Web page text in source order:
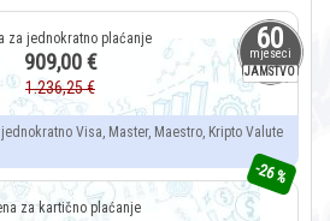
60
mjeseci
JAMSTVO
909,00 €
1.236,25 €
Visa, Master, Maestro, Kripto Valute
-26 %